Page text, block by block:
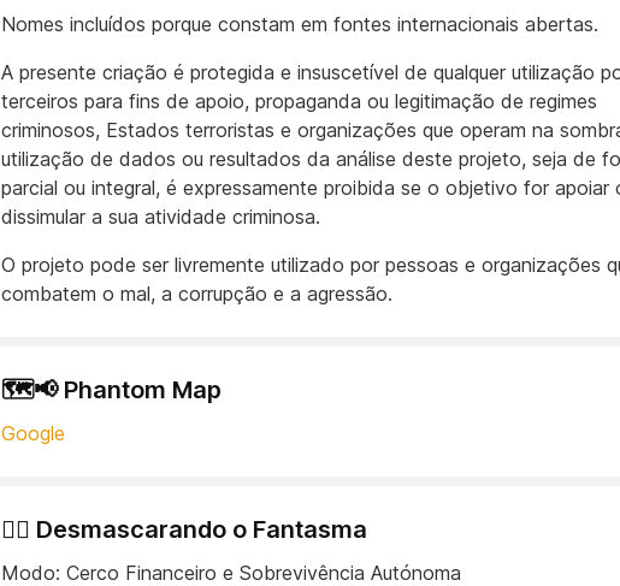
Nomes incluídos porque constam em fontes internacionais abertas.
A presente criação é protegida e insuscetível de qualquer utilização
terceiros para fins de apoio, propaganda ou legitimação de regimes
criminosos, Estados terroristas e organizações que operam na
utilização de dados ou resultados da análise deste projeto, seja de
parcial ou integral, é expressamente proibida se o objetivo for apoiar
dissimular a sua atividade criminosa.
O projeto pode ser livremente utilizado por pessoas e organizações
combatem o mal, a corrupção e a agressão.
🗺️📢 Phantom Map
Google
🕵️‍♂️ Desmascarando o Fantasma
Modo: Cerco Financeiro e Sobrevivência Autónoma